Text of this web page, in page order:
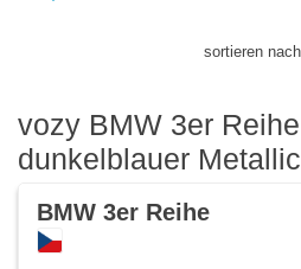
sortieren
vozy BMW 3er Reihe
dunkelblauer
BMW 3er Reihe